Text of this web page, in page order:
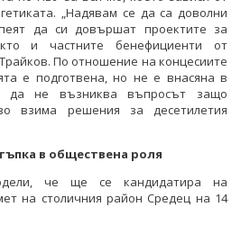
„Надявам се да са доволни
да си довършат проектите за
и частните бенефициенти от
По отношение на концесиите
е подготвена, но не е внасяна в
да не възниква въпросът защо
взима решения за десетилетия
в обществена роля
че ще се кандидатира на
на столичния район Средец на 14